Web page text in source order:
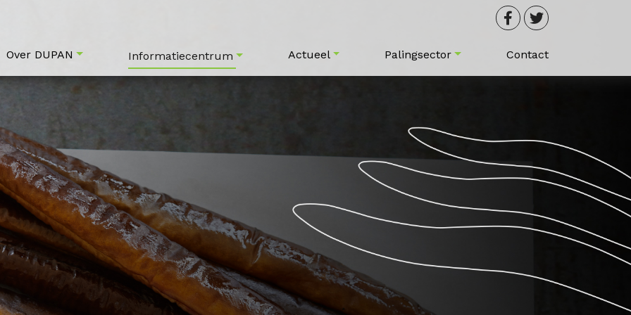
Over DUPAN Informatiecentrum Actueel Palingsector Contact